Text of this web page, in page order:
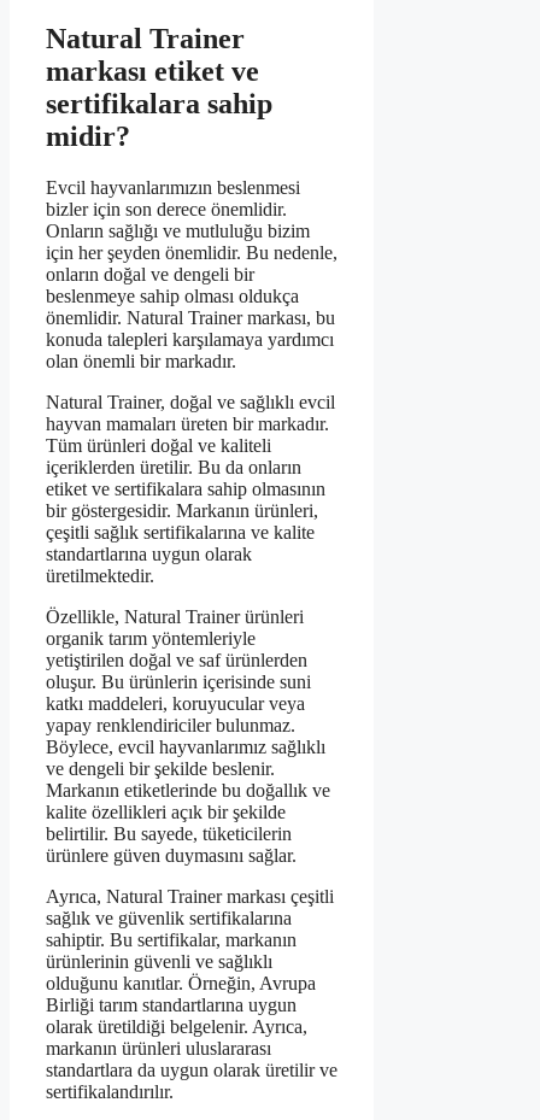
Natural Trainer
markası etiket ve
sertifikalara sahip
midir?
Evcil hayvanlarımızın beslenmesi
bizler için son derece önemlidir.
Onların sağlığı ve mutluluğu bizim
için her şeyden önemlidir. Bu nedenle,
onların doğal ve dengeli bir
beslenmeye sahip olması oldukça
önemlidir. Natural Trainer markası, bu
konuda talepleri karşılamaya yardımcı
olan önemli bir markadır.
Natural Trainer, doğal ve sağlıklı evcil
hayvan mamaları üreten bir markadır.
Tüm ürünleri doğal ve kaliteli
içeriklerden üretilir. Bu da onların
etiket ve sertifikalara sahip olmasının
bir göstergesidir. Markanın ürünleri,
çeşitli sağlık sertifikalarına ve kalite
standartlarına uygun olarak
üretilmektedir.
Özellikle, Natural Trainer ürünleri
organik tarım yöntemleriyle
yetiştirilen doğal ve saf ürünlerden
oluşur. Bu ürünlerin içerisinde suni
katkı maddeleri, koruyucular veya
yapay renklendiriciler bulunmaz.
Böylece, evcil hayvanlarımız sağlıklı
ve dengeli bir şekilde beslenir.
Markanın etiketlerinde bu doğallık ve
kalite özellikleri açık bir şekilde
belirtilir. Bu sayede, tüketicilerin
ürünlere güven duymasını sağlar.
Ayrıca, Natural Trainer markası çeşitli
sağlık ve güvenlik sertifikalarına
sahiptir. Bu sertifikalar, markanın
ürünlerinin güvenli ve sağlıklı
olduğunu kanıtlar. Örneğin, Avrupa
Birliği tarım standartlarına uygun
olarak üretildiği belgelenir. Ayrıca,
markanın ürünleri uluslararası
standartlara da uygun olarak üretilir ve
sertifikalandırılır.